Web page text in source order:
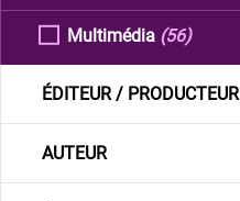
Multimédia (56)
ÉDITEUR / PRODUCTEUR
AUTEUR